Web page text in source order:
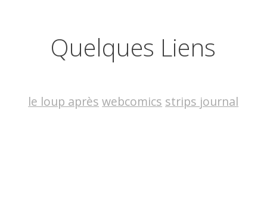
Quelques Liens
le loup après webcomics strips journal